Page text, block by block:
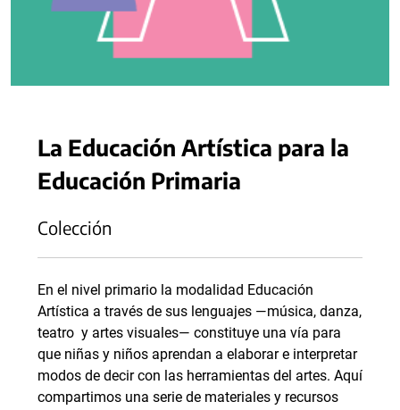
La Educación Artística para la
Educación Primaria
Colección
En el nivel primario la modalidad Educación
Artística a través de sus lenguajes —música, danza,
teatro y artes visuales— constituye una vía para
que niñas y niños aprendan a elaborar e interpretar
modos de decir con las herramientas del artes. Aquí
compartimos una serie de materiales y recursos